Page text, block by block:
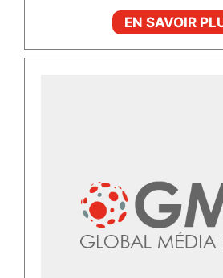
EN SAVOIR